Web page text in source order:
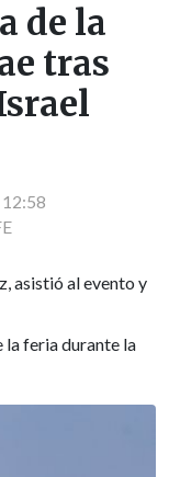
de la
tras
asistió al evento y
la feria durante la